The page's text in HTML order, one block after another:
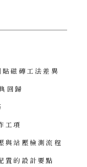
磁磚工法差異
回歸
工項
與站壓檢測流程
置的設計要點